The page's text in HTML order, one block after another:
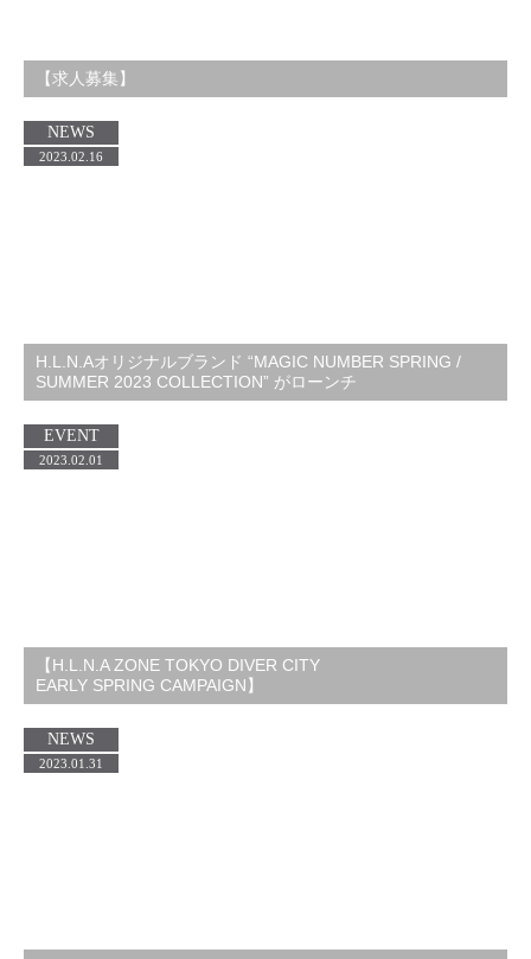
【求人募集】
H.L.N.Aオリジナルブランド “MAGIC NUMBER SPRING /
SUMMER 2023 COLLECTION” がローンチ
NEWS
2023.02.16
【H.L.N.A ZONE TOKYO DIVER CITY
EARLY SPRING CAMPAIGN】
EVENT
2023.02.01
NEWS
2023.01.31